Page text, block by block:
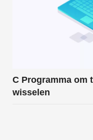
C Programma om
wisselen